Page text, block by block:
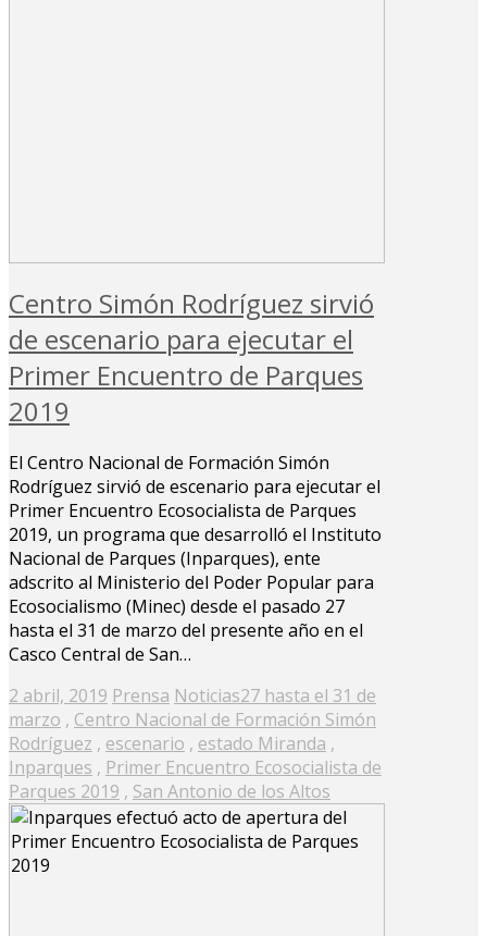
Centro Simón Rodríguez sirvió
de escenario para ejecutar el
Primer Encuentro de Parques
2019
El Centro Nacional de Formación Simón
Rodríguez sirvió de escenario para ejecutar el
Primer Encuentro Ecosocialista de Parques
2019, un programa que desarrolló el Instituto
Nacional de Parques (Inparques), ente
adscrito al Ministerio del Poder Popular para
Ecosocialismo (Minec) desde el pasado 27
hasta el 31 de marzo del presente año en el
Casco Central de San…
Posted
on
2 abril, 2019 Prensa Noticias27 hasta el 31 de
marzo , Centro Nacional de Formación Simón
Rodríguez , escenario , estado Miranda ,
Inparques , Primer Encuentro Ecosocialista de
Parques 2019 , San Antonio de los Altos